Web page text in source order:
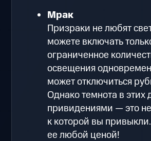
Мрак
Призраки не любят
можете включать
ограниченное
освещения
может отключиться
Однако темнота в этих
привидениями — это
к которой вы
ее любой ценой!